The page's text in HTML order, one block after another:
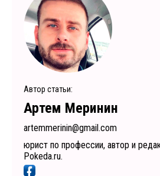
Автор статьи:
Артем Меринин
artemmerinin@gmail.com
юрист по профессии, автор и
Pokeda.ru.